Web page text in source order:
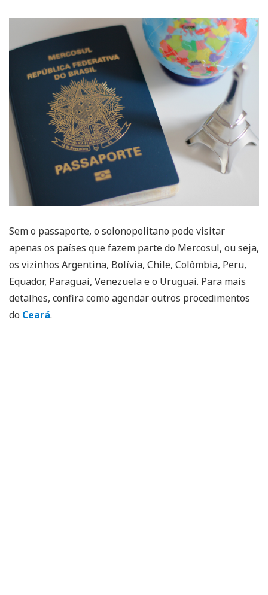
Sem o passaporte, o solonopolitano pode visitar
apenas os países que fazem parte do Mercosul, ou seja,
os vizinhos Argentina, Bolívia, Chile, Colômbia, Peru,
Equador, Paraguai, Venezuela e o Uruguai. Para mais
detalhes, confira como agendar outros procedimentos
do Ceará.